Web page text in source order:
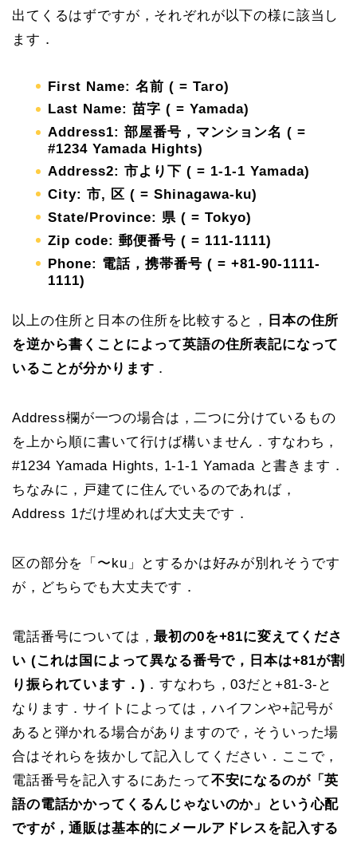
出てくるはずですが，それぞれが以下の様に該当し
ます．
First Name: 名前 ( = Taro)
Last Name: 苗字 ( = Yamada)
Address1: 部屋番号，マンション名 ( =
#1234 Yamada Hights)
Address2: 市より下 ( = 1-1-1 Yamada)
City: 市, 区 ( = Shinagawa-ku)
State/Province: 県 ( = Tokyo)
Zip code: 郵便番号 ( = 111-1111)
Phone: 電話，携帯番号 ( = +81-90-1111-
1111)
以上の住所と日本の住所を比較すると，
日本の住所
を逆から書くことによって英語の住所表記になって
いることが分かります ．
Address欄が一つの場合は，二つに分けているもの
を上から順に書いて行けば構いません．すなわち，
#1234 Yamada Hights, 1-1-1 Yamada と書きます．
ちなみに，戸建てに住んでいるのであれば，
Address 1だけ埋めれば大丈夫です．
区の部分を「〜ku」とするかは好みが別れそうです
が，どちらでも大丈夫です．
電話番号については，最初の0を+81に変えてくださ
い (これは国によって異なる番号で，日本は+81が割
り振られています．) ．すなわち，03だと+81-3-と
なります．サイトによっては，ハイフンや+記号が
あると弾かれる場合がありますので，そういった場
合はそれらを抜かして記入してください．ここで，
電話番号を記入するにあたって不安になるのが「英
語の電話かかってくるんじゃないのか」という心配
ですが，通販は基本的にメールアドレスを記入する